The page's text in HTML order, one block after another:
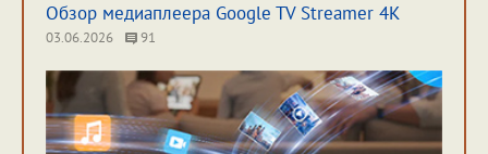
Обзор медиаплеера Google TV Streamer 4K
03.06.2026 91